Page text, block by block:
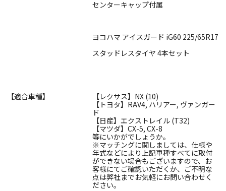
センターキャップ付属
ヨコハマ アイスガード iG60 225/65R17
スタッドレスタイヤ 4本セット
【適合車種】
【レクサス】NX (10)
【トヨタ】RAV4, ハリアー, ヴァンガー
ド
【日産】エクストレイル (T32)
【マツダ】CX-5, CX-8
等にいかがでしょうか。
※マッチングに関しましては、仕様や
年式などにより上記車種すべてに取付
ができない場合もございますので、お
客様にてご確認いただくか、ご不明な
点は弊社までお気軽にお問い合わせく
ださい。